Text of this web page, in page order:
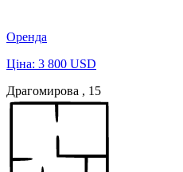
Оренда
Ціна: 3 800 USD
Драгомирова , 15